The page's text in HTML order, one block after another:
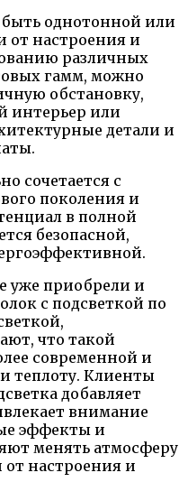
однотонной или
от настроения и
различных
гамм, можно
обстановку,
интерьер или
детали и
сочетается с
поколения и
в полной
безопасной,
уже приобрели и
с подсветкой по
что такой
современной и
теплоту. Клиенты
добавляет
внимание
эффекты и
менять атмосферу
настроения и